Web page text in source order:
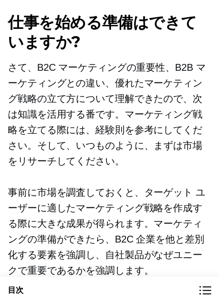
仕事を始める準備はできて
いますか?
さて、B2C マーケティングの重要性、B2B マ
ーケティングとの違い、優れたマーケティン
グ戦略の立て方について理解できたので、次
は知識を活用する番です。マーケティング戦
略を立てる際には、経験則を参考にしてくだ
さい。そして、いつものように、まずは市場
をリサーチしてください。
事前に市場を調査しておくと、ターゲット ユ
ーザーに適したマーケティング戦略を作成す
る際に大きな成果が得られます。マーケティ
ングの準備ができたら、B2C 企業を他と差別
化する要素を強調し、自社製品がなぜユニー
クで重要であるかを強調します。
目次